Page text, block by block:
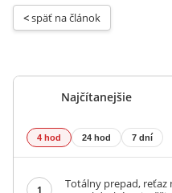
< späť na článok
Najčítanejšie
4 hod 24 hod 7 dní
1
Totálny prepad, reťaz